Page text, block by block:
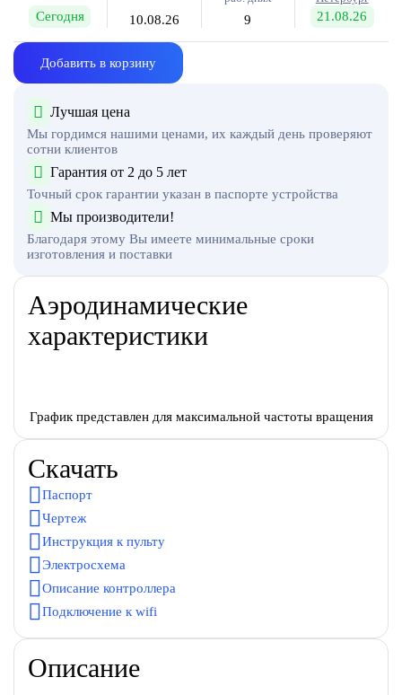
Сегодня 10.08.26 9 21.08.26
Добавить в корзину
Лучшая цена
Мы гордимся нашими ценами, их каждый день проверяют
сотни клиентов
Гарантия от 2 до 5 лет
Точный срок гарантии указан в паспорте устройства
Мы производители!
Благодаря этому Вы имеете минимальные сроки
изготовления и поставки
Аэродинамические
характеристики
График представлен для максимальной частоты вращения
Скачать
Паспорт
Чертеж
Инструкция к пульту
Электросхема
Описание контроллера
Подключение к wifi
Описание